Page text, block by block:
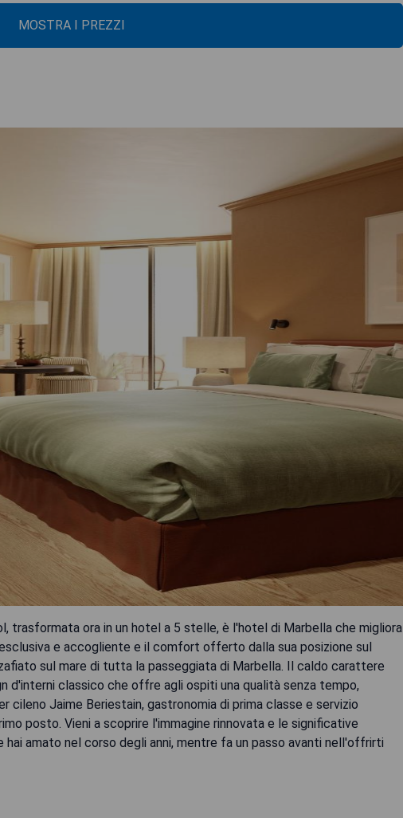
MOSTRA I PREZZI
trasformata ora in un hotel a 5 stelle, è l'hotel di Marbella che migliora
e accogliente e il comfort offerto dalla sua posizione sul
sul mare di tutta la passeggiata di Marbella. Il caldo carattere
d'interni classico che offre agli ospiti una qualità senza tempo,
Jaime Beriestain, gastronomia di prima classe e servizio
posto. Vieni a scoprire l'immagine rinnovata e le significative
amato nel corso degli anni, mentre fa un passo avanti nell'offrirti